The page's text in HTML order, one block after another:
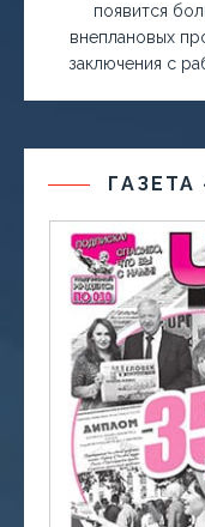
появится
внеплановых
заключения с